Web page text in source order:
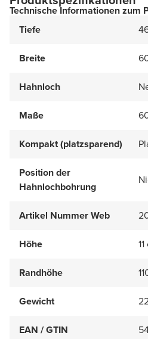
Technische Informationen zum
Tiefe
Breite
Hahnloch
Maße
Kompakt (platzsparend)
Position der
Hahnlochbohrung
Artikel Nummer Web
Höhe
Randhöhe
Gewicht
EAN / GTIN